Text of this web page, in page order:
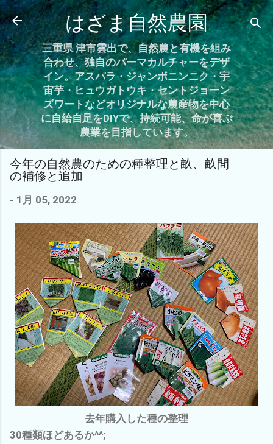
スキップしてメイン コンテンツに移動
はざま自然農園
三重県 津市雲出で、自然農と有機を組み
合わせ、独自のパーマカルチャーをデザ
イン。アスパラ・ジャンボニンニク・宇
宙芋・ヒュウガトウキ・セントジョーン
ズワートなどオリジナルな農産物を中心
に自給自足をDIYで、持続可能、命が喜ぶ
農業を目指しています。
今年の自然農のための種整理と畝、畝間
の補修と追加
- 1月 05, 2022
去年購入した種の整理
30種類ほどあるか^^;